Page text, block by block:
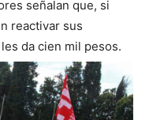
señalan que, si
reactivar sus
da cien mil pesos.